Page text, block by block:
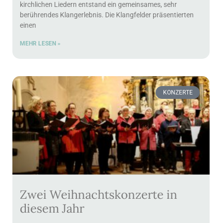
kirchlichen Liedern entstand ein gemeinsames, sehr
berührendes Klangerlebnis. Die Klangfelder präsentierten
einen
MEHR LESEN »
KONZERTE
Zwei Weihnachtskonzerte in
diesem Jahr